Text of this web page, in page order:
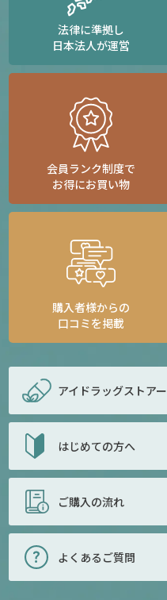
法律に準拠し
日本法人が運営
会員ランク制度で
お得にお買い物
購入者様からの
口コミを掲載
アイドラッグストアー
はじめての方へ
ご購入の流れ
よくあるご質問